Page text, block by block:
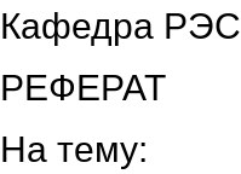
Кафедра РЭС
РЕФЕРАТ
На тему: